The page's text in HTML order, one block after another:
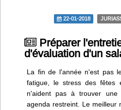
Désabo Lettrasso
Nous contacter
22-01-2018
Préparer
d'évaluation d'un
La fin de l'année n'est pas
fatigue, le stress des fêtes
n'aident pas à trouver
agenda restreint. Le meilleur